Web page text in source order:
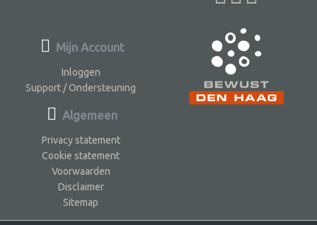
Mijn Account
Inloggen
Support / Ondersteuning
Algemeen
Privacy statement
Cookie statement
Voorwaarden
Disclaimer
Sitemap